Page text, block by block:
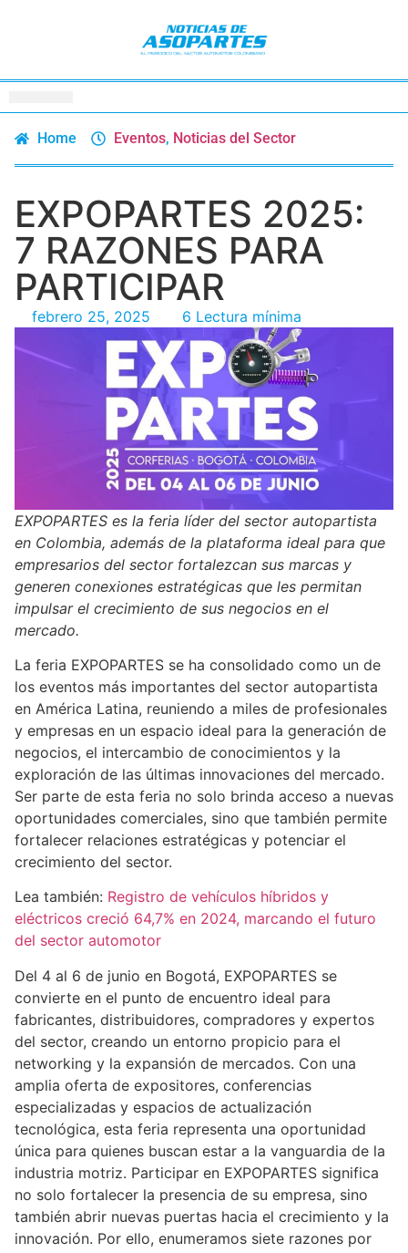
Home Eventos, Noticias del Sector
EXPOPARTES 2025:
7 RAZONES PARA
PARTICIPAR
febrero 25, 2025 6 Lectura mínima
EXPOPARTES es la feria líder del sector autopartista
en Colombia, además de la plataforma ideal para que
empresarios del sector fortalezcan sus marcas y
generen conexiones estratégicas que les permitan
impulsar el crecimiento de sus negocios en el
mercado.
La feria EXPOPARTES se ha consolidado como un de
los eventos más importantes del sector autopartista
en América Latina, reuniendo a miles de profesionales
y empresas en un espacio ideal para la generación de
negocios, el intercambio de conocimientos y la
exploración de las últimas innovaciones del mercado.
Ser parte de esta feria no solo brinda acceso a nuevas
oportunidades comerciales, sino que también permite
fortalecer relaciones estratégicas y potenciar el
crecimiento del sector.
Lea también: Registro de vehículos híbridos y
eléctricos creció 64,7% en 2024, marcando el futuro
del sector automotor
Del 4 al 6 de junio en Bogotá, EXPOPARTES se
convierte en el punto de encuentro ideal para
fabricantes, distribuidores, compradores y expertos
del sector, creando un entorno propicio para el
networking y la expansión de mercados. Con una
amplia oferta de expositores, conferencias
especializadas y espacios de actualización
tecnológica, esta feria representa una oportunidad
única para quienes buscan estar a la vanguardia de la
industria motriz. Participar en EXPOPARTES significa
no solo fortalecer la presencia de su empresa, sino
también abrir nuevas puertas hacia el crecimiento y la
innovación. Por ello, enumeramos siete razones por